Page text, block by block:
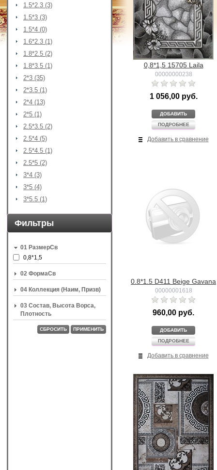
1.5*2.3 (3)
1.5*3 (3)
1.5*4 (0)
1.6*2.3 (1)
1.8*2.5 (2)
1.8*3.5 (1)
2*3 (35)
2*3.5 (1)
2*4 (13)
2*5 (1)
2.5*3.5 (2)
2.5*4 (5)
2.5*4.5 (1)
2.5*5 (2)
3*4 (3)
3*5 (4)
3*5.5 (1)
Фильтры
01 РазмерСв
0,8*1,5
02 ФормаСв
04 Коллекция (Наим, Призв)
03 Состав, Высота Ворса,
Плотность
СБРОСИТЬ ПРИМЕНИТЬ
0,8*1,5 15705 Laila
00000000238
1 056,00 руб.
ДОБАВИТЬ
ПОДРОБНЕЕ
Добавить в сравнение
0.8*1.5 D411 Beige Gavana
00000001618
960,00 руб.
ДОБАВИТЬ
ПОДРОБНЕЕ
Добавить в сравнение